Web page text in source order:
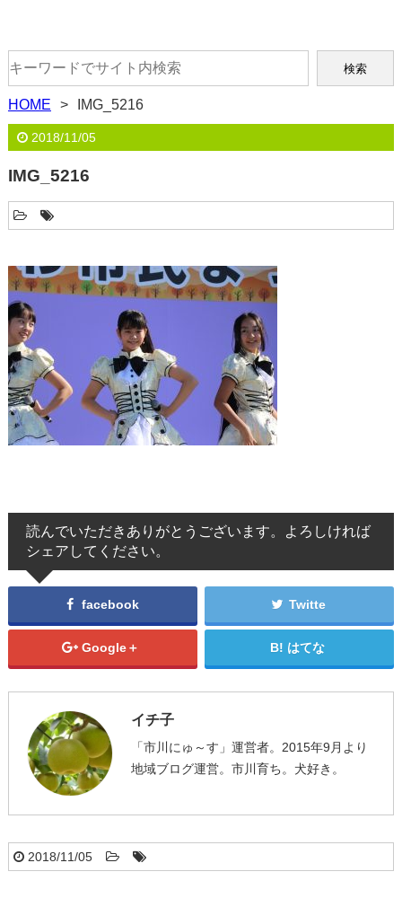
HOME IMG_5216
2018/11/05
IMG_5216
読んでいただきありがとうございます。よろしければ
シェアしてください。
facebook Twitte
Google＋ はてな
イチ子
「市川にゅ～す」運営者。2015年9月より
地域ブログ運営。市川育ち。犬好き。
2018/11/05